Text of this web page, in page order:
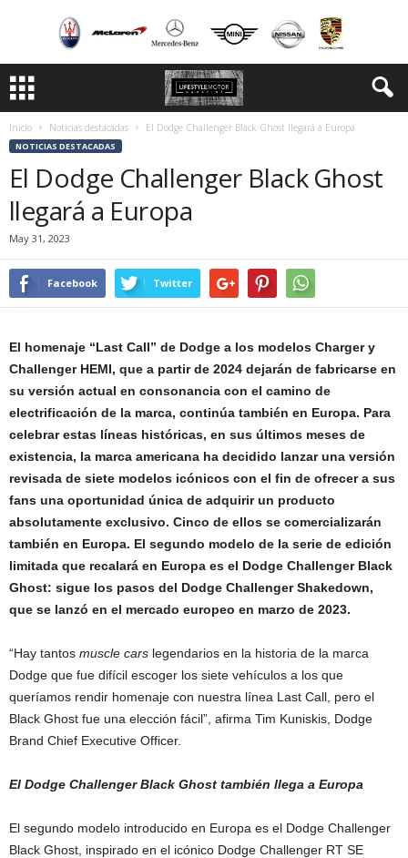
Inicio Noticias destacadas El Dodge Challenger Black Ghost llegará a Europa
NOTICIAS DESTACADAS
El Dodge Challenger Black Ghost
llegará a Europa
May 31, 2023
Facebook Twitter
El homenaje “Last Call” de Dodge a los modelos Charger y
Challenger HEMI, que a partir de 2024 dejarán de fabricarse en
su versión actual en consonancia con el camino de
electrificación de la marca, continúa también en Europa. Para
celebrar estas líneas históricas, en sus últimos meses de
existencia, la marca americana ha decidido lanzar una versión
revisada de siete modelos icónicos con el fin de ofrecer a sus
fans una oportunidad única de adquirir un producto
absolutamente exclusivo. Cinco de ellos se comercializarán
también en Europa. El segundo modelo de la serie de edición
limitada que recalará en Europa es el Dodge Challenger Black
Ghost: sigue los pasos del Dodge Challenger Shakedown,
que se lanzó en el mercado europeo en marzo de 2023.
“Hay tantos muscle cars legendarios en la historia de la marca
Dodge que fue difícil escoger los siete vehículos a los que
queríamos rendir homenaje con nuestra línea Last Call, pero el
Black Ghost fue una elección fácil”, afirma Tim Kuniskis, Dodge
Brand Chief Executive Officer.
El Dodge Challenger Black Ghost también llega a Europa
El segundo modelo introducido en Europa es el Dodge Challenger
Black Ghost, inspirado en el icónico Dodge Challenger RT SE